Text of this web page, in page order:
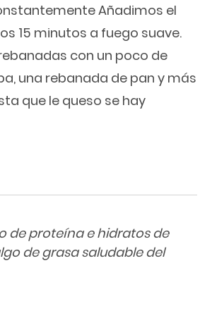
Añadimos el
15 minutos a fuego suave.
con un poco de
una rebanada de pan y más
que le queso se hay
de proteína e hidratos de
de grasa saludable del